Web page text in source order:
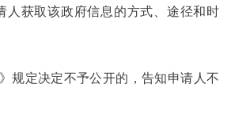
人获取该政府信息的方式、途径和时
规定决定不予公开的，告知申请人不